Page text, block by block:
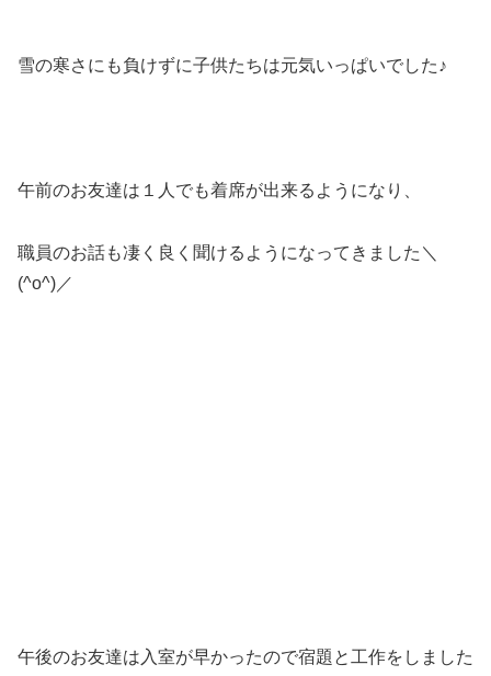
雪の寒さにも負けずに子供たちは元気いっぱいでした♪
午前のお友達は１人でも着席が出来るようになり、
職員のお話も凄く良く聞けるようになってきました＼
(^o^)／
午後のお友達は入室が早かったので宿題と工作をしました